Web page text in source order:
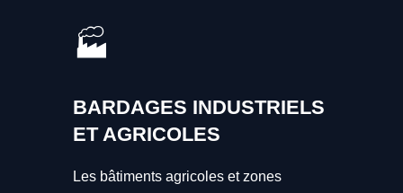
🏭
BARDAGES INDUSTRIELS
ET AGRICOLES
Les bâtiments agricoles et zones